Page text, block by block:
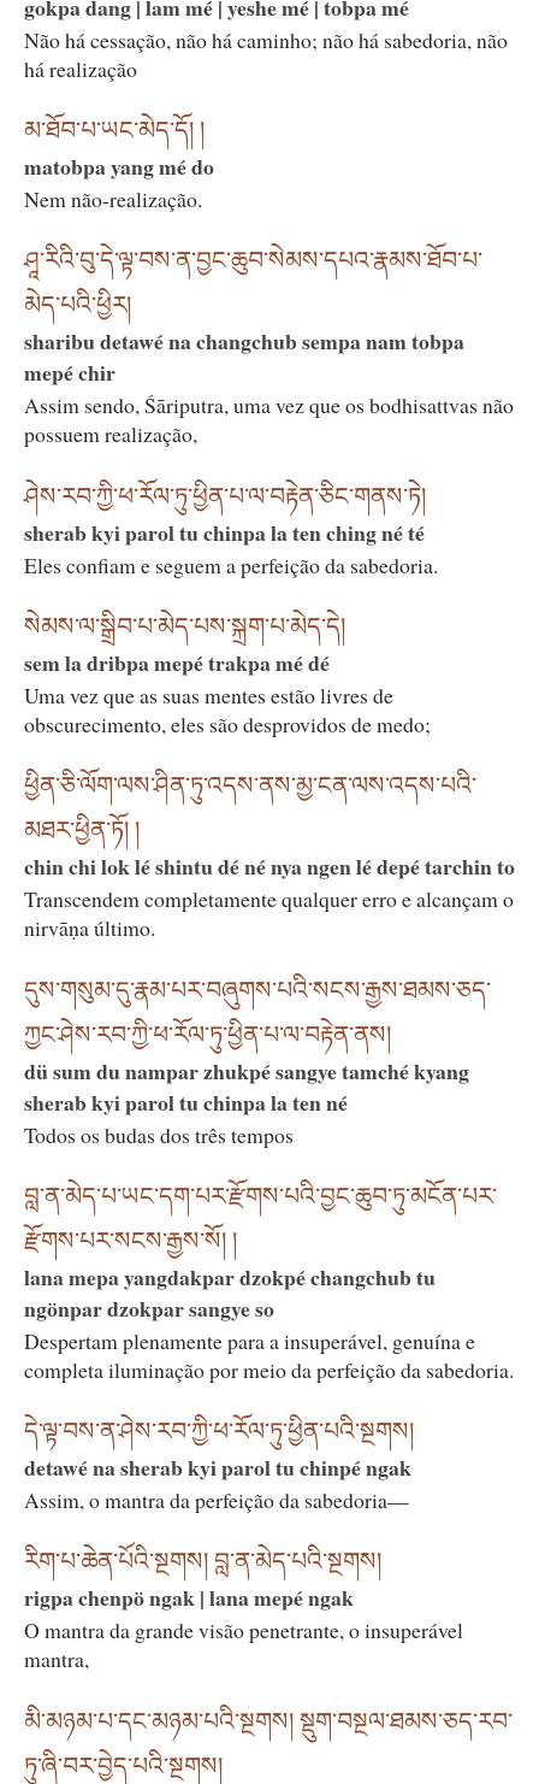
gokpa dang | lam mé | yeshe mé | tobpa mé
Não há cessação, não há caminho; não há sabedoria, não
há realização
མ་ཐོབ་པ་ཡང་མེད་དོ། །
matobpa yang mé do
Nem não-realização.
ཤཱ་རིའི་བུ་དེ་ལྟ་བས་ན་བྱང་ཆུབ་སེམས་དཔའ་རྣམས་ཐོབ་པ་
མེད་པའི་ཕྱིར།
sharibu detawé na changchub sempa nam tobpa
mepé chir
Assim sendo, Śāriputra, uma vez que os bodhisattvas não
possuem realização,
ཤེས་རབ་ཀྱི་ཕ་རོལ་ཏུ་ཕྱིན་པ་ལ་བརྟེན་ཅིང་གནས་ཏེ།
sherab kyi parol tu chinpa la ten ching né té
Eles confiam e seguem a perfeição da sabedoria.
སེམས་ལ་སྒྲིབ་པ་མེད་པས་སྐྲག་པ་མེད་དེ།
sem la dribpa mepé trakpa mé dé
Uma vez que as suas mentes estão livres de
obscurecimento, eles são desprovidos de medo;
ཕྱིན་ཅི་ལོག་ལས་ཤིན་ཏུ་འདས་ནས་མྱ་ངན་ལས་འདས་པའི་
མཐར་ཕྱིན་ཏོ། །
chin chi lok lé shintu dé né nya ngen lé depé tarchin to
Transcendem completamente qualquer erro e alcançam o
nirvāṇa último.
དུས་གསུམ་དུ་རྣམ་པར་བཞུགས་པའི་སངས་རྒྱས་ཐམས་ཅད་
ཀྱང་ཤེས་རབ་ཀྱི་ཕ་རོལ་ཏུ་ཕྱིན་པ་ལ་བརྟེན་ནས།
dü sum du nampar zhukpé sangye tamché kyang
sherab kyi parol tu chinpa la ten né
Todos os budas dos três tempos
བླ་ན་མེད་པ་ཡང་དག་པར་རྫོགས་པའི་བྱང་ཆུབ་ཏུ་མངོན་པར་
རྫོགས་པར་སངས་རྒྱས་སོ། །
lana mepa yangdakpar dzokpé changchub tu
ngönpar dzokpar sangye so
Despertam plenamente para a insuperável, genuína e
completa iluminação por meio da perfeição da sabedoria.
དེ་ལྟ་བས་ན་ཤེས་རབ་ཀྱི་ཕ་རོལ་ཏུ་ཕྱིན་པའི་སྔགས།
detawé na sherab kyi parol tu chinpé ngak
Assim, o mantra da perfeição da sabedoria—
རིག་པ་ཆེན་པོའི་སྔགས། བླ་ན་མེད་པའི་སྔགས།
rigpa chenpö ngak | lana mepé ngak
O mantra da grande visão penetrante, o insuperável
mantra,
མི་མཉམ་པ་དང་མཉམ་པའི་སྔགས། སྡུག་བསྔལ་ཐམས་ཅད་རབ་
ཏུ་ཞི་བར་བྱེད་པའི་སྔགས།